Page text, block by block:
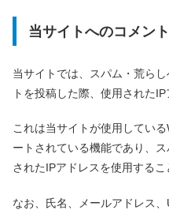
当サイトへのコメン
当サイトでは、スパム・荒ら
トを投稿した際、使用された
これは当サイトが使用してい
ートされている機能であり、
されたIPアドレスを使用するこ
なお、氏名、メールアドレス